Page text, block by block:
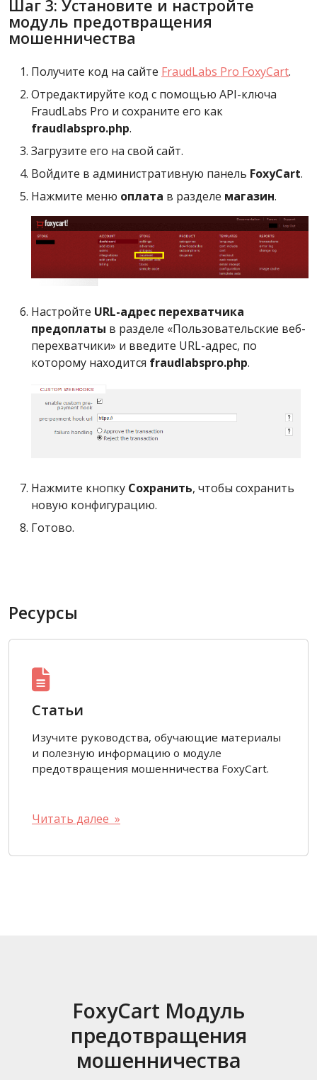
Шаг 3: Установите и настройте
модуль предотвращения
мошенничества
Получите код на сайте FraudLabs Pro FoxyCart.
Отредактируйте код с помощью API-ключа
FraudLabs Pro и сохраните его как
fraudlabspro.php.
Загрузите его на свой сайт.
Войдите в административную панель FoxyCart.
Нажмите меню оплата в разделе магазин.
Настройте URL-адрес перехватчика
предоплаты в разделе «Пользовательские веб-
перехватчики» и введите URL-адрес, по
которому находится fraudlabspro.php.
Нажмите кнопку Сохранить, чтобы сохранить
новую конфигурацию.
Готово.
Ресурсы
Статьи
Изучите руководства, обучающие материалы
и полезную информацию о модуле
предотвращения мошенничества FoxyCart.
Читать далее »
FoxyCart Модуль
предотвращения
мошенничества